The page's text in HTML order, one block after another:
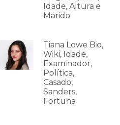
Idade, Altura e
Marido
Tiana Lowe Bio,
Wiki, Idade,
Examinador,
Política,
Casado,
Sanders,
Fortuna